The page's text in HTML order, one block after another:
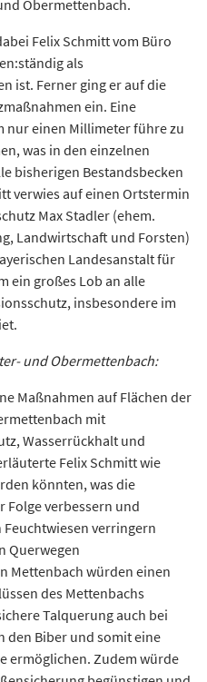
Obermettenbach.
Felix Schmitt vom Büro
als
ist. Ferner ging er auf die
ein. Eine
nur einen Millimeter führe zu
was in den einzelnen
bisherigen Bestandsbecken
verwies auf einen Ortstermin
Max Stadler (ehem.
Landwirtschaft und Forsten)
Landesanstalt für
ein großes Lob an alle
insbesondere im
und Obermettenbach:
Maßnahmen auf Flächen der
mit
Wasserrückhalt und
Felix Schmitt wie
könnten, was die
verbessern und
verringern
Querwegen
Mettenbach würden einen
des Mettenbachs
Talquerung auch bei
den Biber und somit eine
ermöglichen. Zudem würde